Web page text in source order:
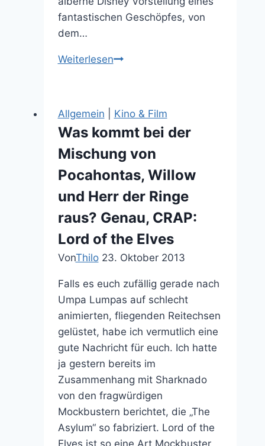
fantastischen Geschöpfes, von
dem…
Weiterlesen7
uns
hassen
Allgemein Kino & Film
Was kommt bei der
Mischung von
Pocahontas, Willow
und Herr der Ringe
raus? Genau, CRAP:
Lord of the Elves
VonThilo 23. Oktober 2013
Falls es euch zufällig gerade nach
Umpa Lumpas auf schlecht
animierten, fliegenden Reitechsen
gelüstet, habe ich vermutlich eine
gute Nachricht für euch. Ich hatte
ja gestern bereits im
Zusammenhang mit Sharknado
von den fragwürdigen
Mockbustern berichtet, die „The
Asylum“ so fabriziert. Lord of the
Elves ist so eine Art Mockbuster